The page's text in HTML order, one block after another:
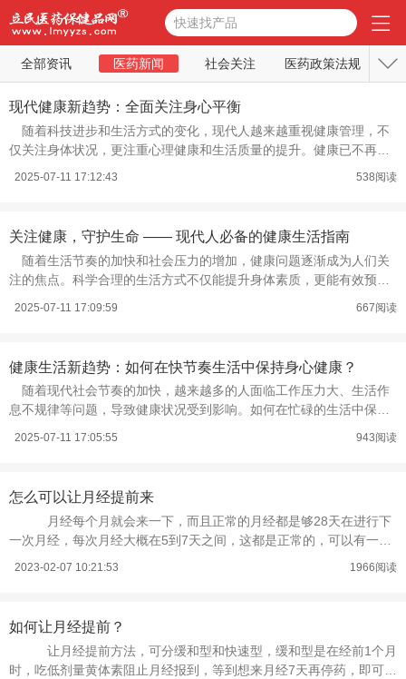
快速找产品
全部资讯 医药新闻 社会关注 医药政策法规
医药营销 医药展会 医药招投标
医药企业新闻 医药视频 医疗健康 药品视频
现代健康新趋势：全面关注身心平衡
随着科技进步和生活方式的变化，现代人越来越重视健康管理，不
仅关注身体状况，更注重心理健康和生活质量的提升。健康已不再是
2025-07-11 17:12:43 538阅读
关注健康，守护生命 —— 现代人必备的健康生活指南
随着生活节奏的加快和社会压力的增加，健康问题逐渐成为人们关
注的焦点。科学合理的生活方式不仅能提升身体素质，更能有效预防
2025-07-11 17:09:59 667阅读
健康生活新趋势：如何在快节奏生活中保持身心健康？
随着现代社会节奏的加快，越来越多的人面临工作压力大、生活作
息不规律等问题，导致健康状况受到影响。如何在忙碌的生活中保持
2025-07-11 17:05:55 943阅读
怎么可以让月经提前来
月经每个月就会来一下，而且正常的月经都是够28天在进行下
一次月经，每次月经大概在5到7天之间，这都是正常的，可以有一些
2023-02-07 10:21:53 1966阅读
如何让月经提前？
让月经提前方法，可分缓和型和快速型，缓和型是在经前1个月
时，吃低剂量黄体素阻止月经报到，等到想来月经7天再停药，即可把